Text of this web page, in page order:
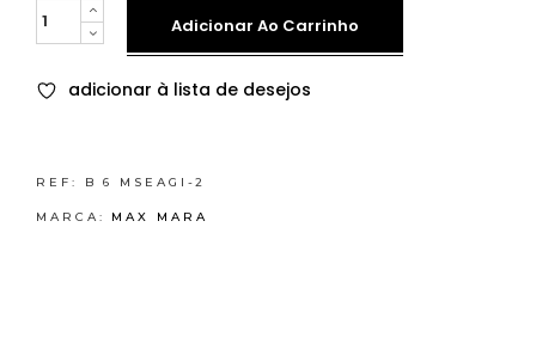
Quantity
Adicionar Ao Carrinho
adicionar à lista de desejos
REF: B 6 MSEAGI-2
MARCA: MAX MARA